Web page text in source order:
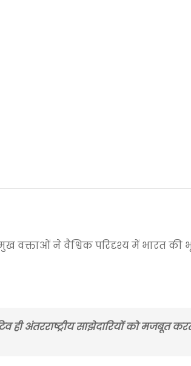
वक्ताओं ने वैश्विक परिदृश्य में भारत की
ही अंतरराष्ट्रीय साझेदारियों को मजबूत